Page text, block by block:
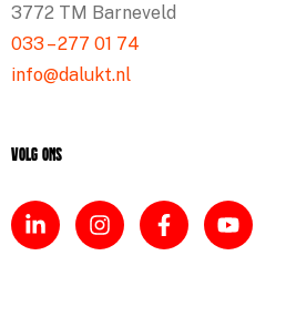
3772 TM Barneveld
033 – 277 01 74
info@dalukt.nl
Volg ons